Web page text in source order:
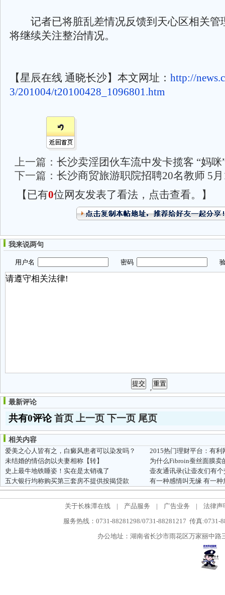
记者已将脏乱差情况反馈到天心区相关管
将继续关注整治情况。
【星辰在线 通晓长沙】本文网址： http://
3/201004/t20100428_1096801.htm
上一篇： 长沙卖淫团伙车流中发卡揽客 “妈咪
下一篇： 长沙商贸旅游职院招聘20名教师 5
【已有0位网友发表了看法，点击查看。】
我来说两句
用户名 密码 验
最新评论
共有0评论首页 上一页 下一页 尾页
相关内容
爱美之心人皆有之，白癜风患者可以染发吗？
2015热门理财平台：有
未结婚的情侣勿以夫妻相称【转】
为什么Fibroin蚕丝面膜卖
史上最牛地铁睡姿！实在是太销魂了
壶友通讯录(让壶友们有
五大银行均称购买第三套房不提供按揭贷款
有一种感情叫无缘 有一
关于长株潭在线 | 产品服务 | 广告业务 |
法律声
服务热线：0731-88281298/0731-88281217 传真:0731-
办公地址：湖南省长沙市雨花区万家丽中